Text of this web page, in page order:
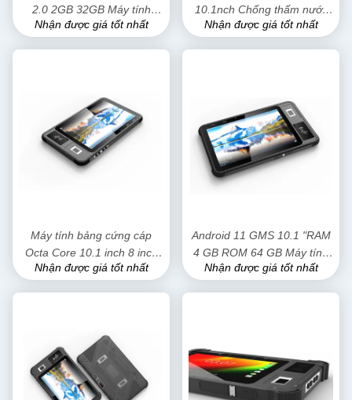
2.0 2GB 32GB Máy tính
bảng chắc chắn IP65 Chống
Nhận được giá tốt nhất
10.1nch Chống thấm nước
IP65 Máy tính bảng chắc
Nhận được giá tốt nhất
Máy tính bảng cứng cáp
Octa Core 10.1 inch 8 inch
4GB 64GB LTE 4G với đầu
Nhận được giá tốt nhất
Android 11 GMS 10.1 "RAM
4 GB ROM 64 GB Máy tính
bảng Android chắc chắn Pc
Nhận được giá tốt nhất